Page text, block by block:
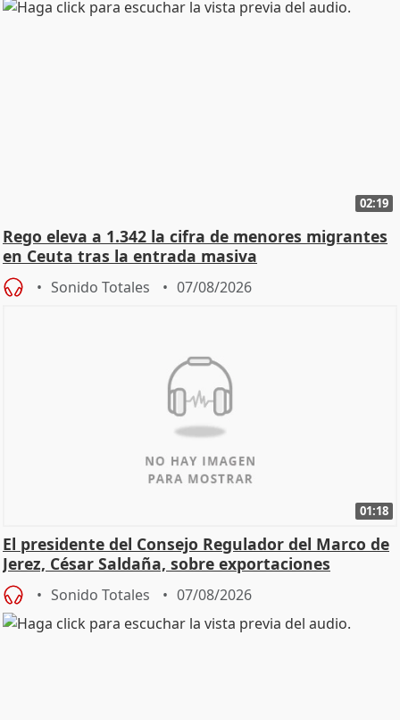
02:19
Rego eleva a 1.342 la cifra de menores migrantes
en Ceuta tras la entrada masiva
Sonido Totales 07/08/2026
01:18
El presidente del Consejo Regulador del Marco de
Jerez, César Saldaña, sobre exportaciones
Sonido Totales 07/08/2026